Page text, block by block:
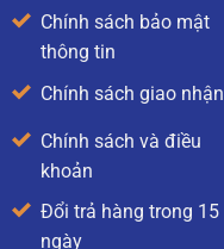
Chính sách bảo mật
thông tin
Chính sách giao nhận
Chính sách và điều
khoản
Đổi trả hàng trong 15
ngày